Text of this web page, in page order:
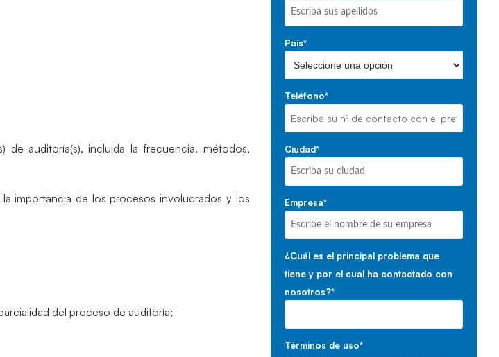
de auditoría(s), incluida la frecuencia, métodos,
importancia de los procesos involucrados y los
del proceso de auditoría;
País*
Teléfono*
Ciudad*
Empresa*
¿Cuál es el principal problema que
tiene y por el cual ha contactado con
nosotros?*
Términos de uso*